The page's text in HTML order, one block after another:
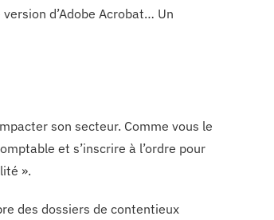
d’Adobe Acrobat… Un
son secteur. Comme vous le
et s’inscrire à l’ordre pour
».
des dossiers de contentieux